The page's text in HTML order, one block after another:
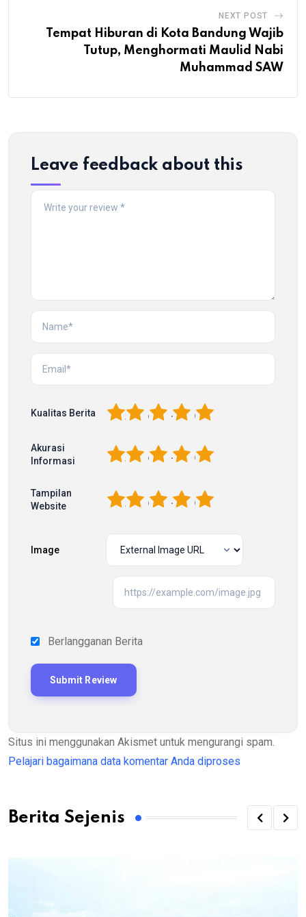
NEXT POST
Tempat Hiburan di Kota Bandung Wajib
Tutup, Menghormati Maulid Nabi
Muhammad SAW
Leave feedback about this
Kualitas Berita 5
4
3
2
Akurasi
Informasi
5
4
3
2
Tampilan
Website
5
4
3
2
Image
Berlangganan Berita
Situs ini menggunakan Akismet untuk mengurangi spam.
Pelajari bagaimana data komentar Anda diproses
Berita Sejenis